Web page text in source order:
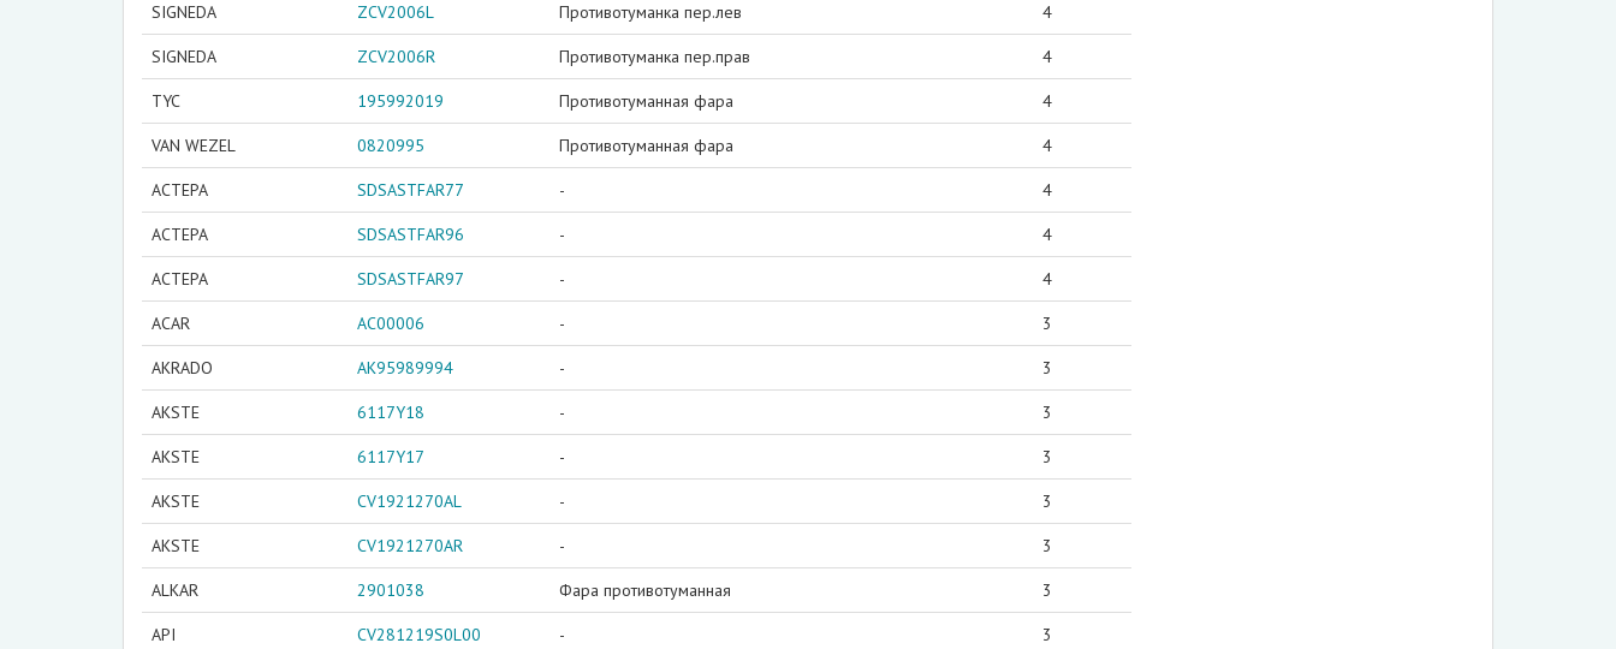
SIGNEDA ZCV2006L Противотуманка пер.лев 4
SIGNEDA ZCV2006R Противотуманка пер.прав 4
TYC 195992019 Противотуманная фара 4
VAN WEZEL 0820995 Противотуманная фара 4
АСТЕРА SDSASTFAR77 - 4
АСТЕРА SDSASTFAR96 - 4
АСТЕРА SDSASTFAR97 - 4
ACAR AC00006 - 3
AKRADO AK95989994 - 3
AKSTE 6117Y18 - 3
AKSTE 6117Y17 - 3
AKSTE CV1921270AL - 3
AKSTE CV1921270AR - 3
ALKAR 2901038 Фара противотуманная 3
API CV281219S0L00 - 3